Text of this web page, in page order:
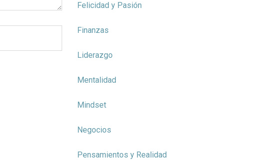
Felicidad y Pasión
Finanzas
Liderazgo
Mentalidad
Mindset
Negocios
Pensamientos y Realidad